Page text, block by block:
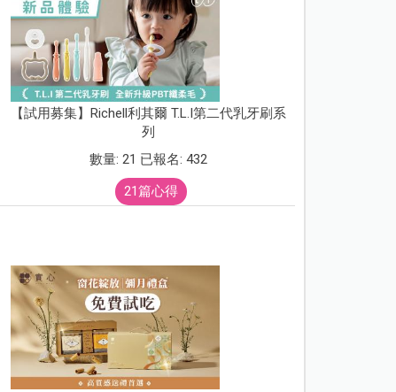
【試用募集】Richell利其爾 T.L.I第二代乳牙刷系
列
數量: 21 已報名: 432
21篇心得